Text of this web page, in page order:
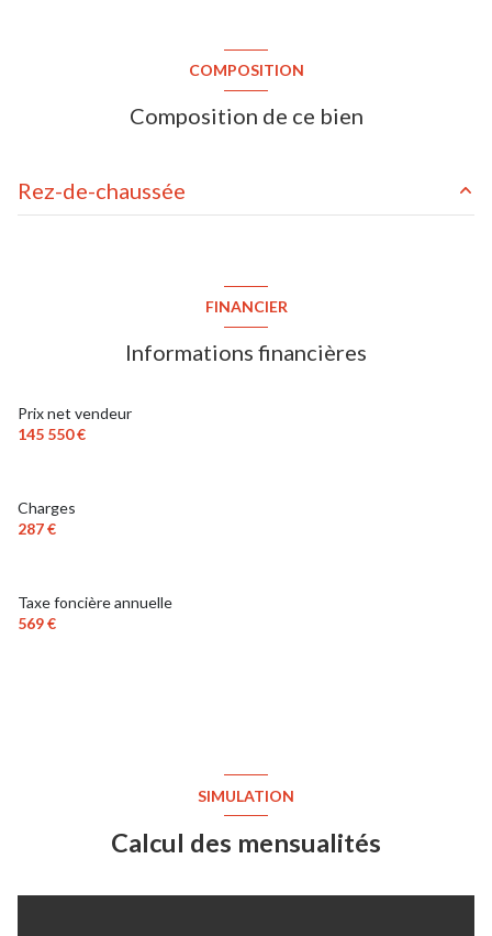
COMPOSITION
Composition de ce bien
Rez-de-chaussée
parking intérieur
FINANCIER
Informations financières
Prix net vendeur
145 550 €
Charges
287 €
Taxe foncière annuelle
569 €
SIMULATION
Calcul des mensualités